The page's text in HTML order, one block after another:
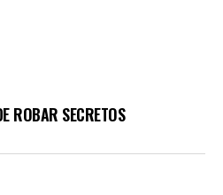
ROBAR SECRETOS